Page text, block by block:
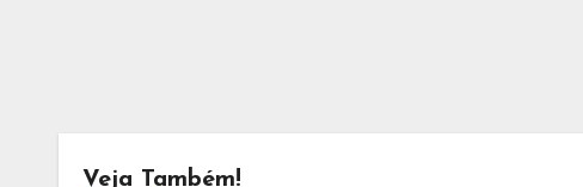
Veja Também!